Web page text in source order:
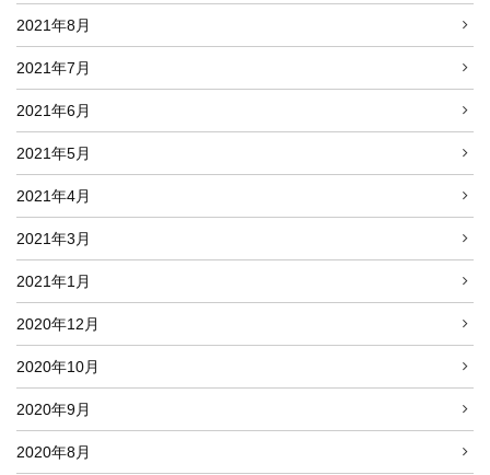
2021年8月
2021年7月
2021年6月
2021年5月
2021年4月
2021年3月
2021年1月
2020年12月
2020年10月
2020年9月
2020年8月